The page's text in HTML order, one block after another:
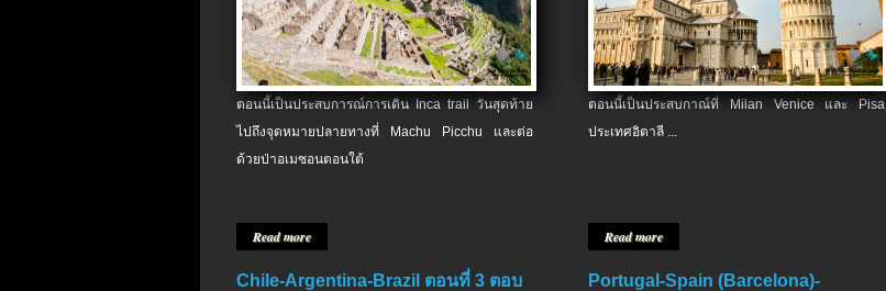
ตอนนี้เป็นประสบการณ์การเดิน Inca trail วันสุดท้าย
ไปถึงจุดหมายปลายทางที่ Machu Picchu และต่อ
ด้วยป่าอเมซอนตอนใต้
Read more
ตอนนี้เป็นประสบกาณ์ที่ Milan Venice และ Pisa
ประเทศอิตาลี ...
Read more
Chile-Argentina-Brazil ตอนที่ 3 ตอบ
Portugal-Spain (Barcelona)-